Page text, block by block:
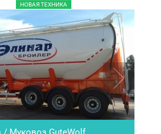
НОВАЯ ТЕХНИКА